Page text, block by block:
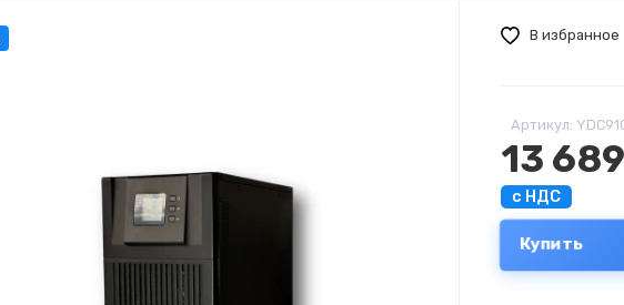
Артикул:
13
с НДС
Купить
В избранное